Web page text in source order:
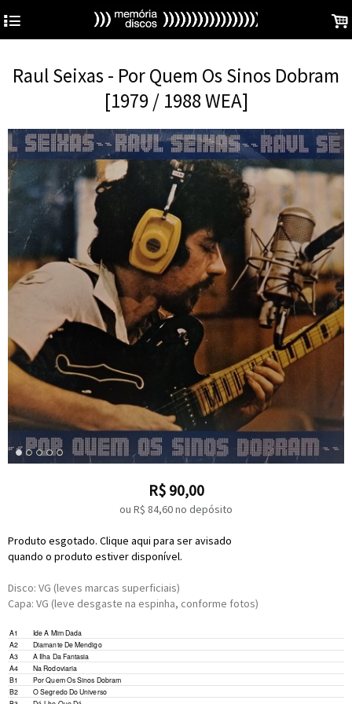
4 .
Raul Seixas - Por Quem Os Sinos Dobram
[1979 / 1988 WEA]
R$ 90,00
ou R$ 84,60no depósito
Produto esgotado. Clique aqui para ser avisado
quando o produto estiver disponível.
Disco: VG (leves marcas superficiais)
Capa: VG (leve desgaste na espinha, conforme fotos)
A1
Ide A Mim Dada
A2
Diamante De Mendigo
A3
A Ilha Da Fantasia
A4
Na Rodoviaria
B1
Por Quem Os Sinos Dobram
B2
O Segredo Do Universo